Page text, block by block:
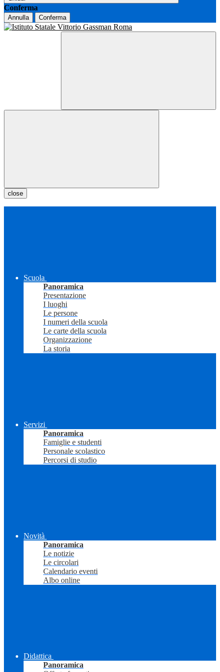
Conferma
Annulla Conferma
close
Scuola
Panoramica
Presentazione
I luoghi
Le persone
I numeri della scuola
Le carte della scuola
Organizzazione
La storia
Servizi
Panoramica
Famiglie e studenti
Personale scolastico
Percorsi di studio
Novità
Panoramica
Le notizie
Le circolari
Calendario eventi
Albo online
Didattica
Panoramica